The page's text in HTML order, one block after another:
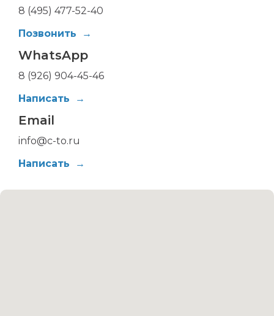
8 (495) 477-52-40
Позвонить
WhatsApp
8 (926) 904-45-46
Написать
Email
info@c-to.ru
Написать